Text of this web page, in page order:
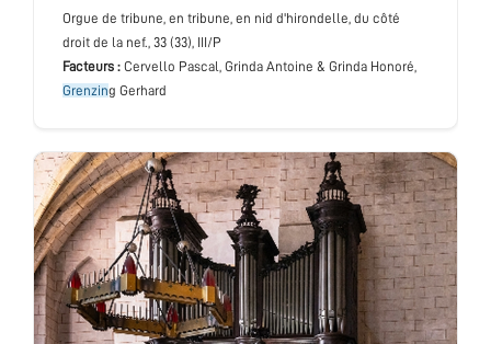
Orgue de tribune, en tribune, en nid d'hirondelle, du côté
droit de la nef., 33 (33), III/P
Facteurs : Cervello Pascal, Grinda Antoine & Grinda Honoré,
Grenzing Gerhard